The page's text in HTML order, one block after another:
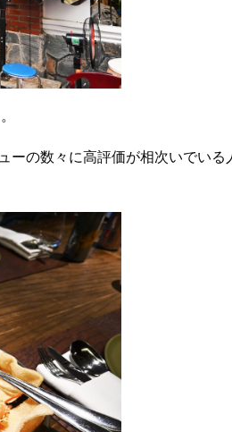
ーの数々に高評価が相次いでいる